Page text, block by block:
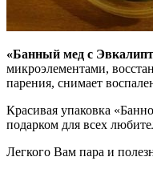
«Банный мед с
микроэлементами,
парения, снимает
Красивая упаковка
подарком для всех
Легкого Вам пара и